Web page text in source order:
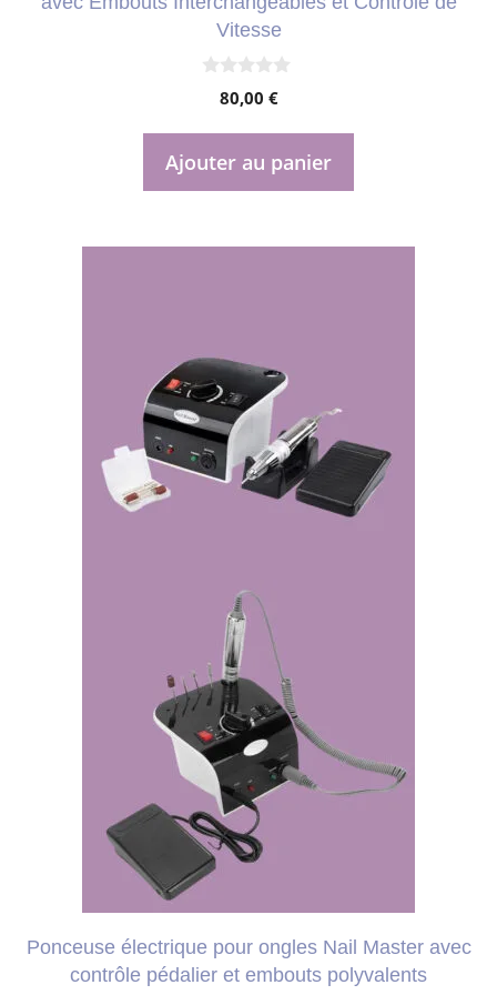
Vitesse
s
5
80,00 €
Ajouter au panier
Ponceuse électrique pour ongles Nail Master avec
contrôle pédalier et embouts polyvalents